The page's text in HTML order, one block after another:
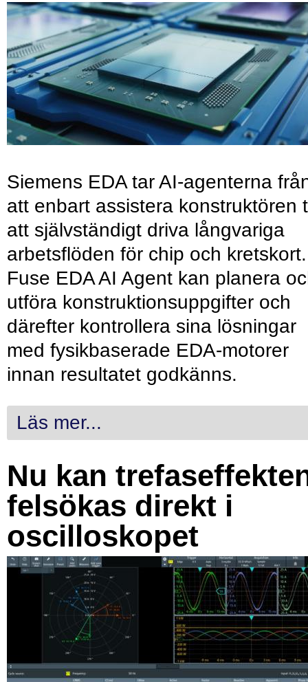
Siemens EDA tar AI-agenterna
att enbart assistera konstruktören
att självständigt driva långvariga
arbetsflöden för chip och kretskort.
Fuse EDA AI Agent kan planera
utföra konstruktionsuppgifter och
därefter kontrollera sina lösningar
med fysikbaserade EDA-motorer
innan resultatet godkänns.
Läs mer...
Nu kan
felsökas direkt i
oscilloskopet